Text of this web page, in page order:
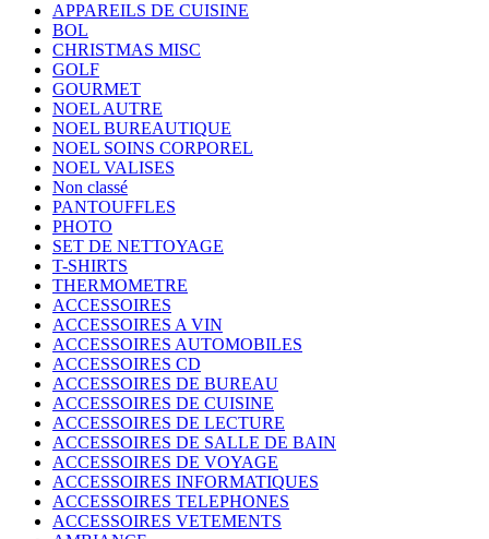
APPAREILS DE CUISINE
BOL
CHRISTMAS MISC
GOLF
GOURMET
NOEL AUTRE
NOEL BUREAUTIQUE
NOEL SOINS CORPOREL
NOEL VALISES
Non classé
PANTOUFFLES
PHOTO
SET DE NETTOYAGE
T-SHIRTS
THERMOMETRE
ACCESSOIRES
ACCESSOIRES A VIN
ACCESSOIRES AUTOMOBILES
ACCESSOIRES CD
ACCESSOIRES DE BUREAU
ACCESSOIRES DE CUISINE
ACCESSOIRES DE LECTURE
ACCESSOIRES DE SALLE DE BAIN
ACCESSOIRES DE VOYAGE
ACCESSOIRES INFORMATIQUES
ACCESSOIRES TELEPHONES
ACCESSOIRES VETEMENTS